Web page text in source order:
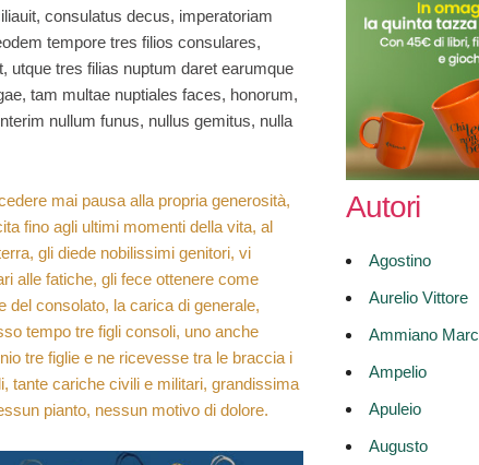
consulatus decus, imperatoriam
tempore tres filios consulares,
utque tres filias nuptum daret earumque
tam multae nuptiales faces, honorum,
nullum funus, nullus gemitus, nulla
mai pausa alla propria generosità,
fino agli ultimi momenti della vita, al
gli diede nobilissimi genitori, vi
alle fatiche, gli fece ottenere come
del consolato, la carica di generale,
tempo tre figli consoli, uno anche
tre figlie e ne ricevesse tra le braccia i
tante cariche civili e militari, grandissima
pianto, nessun motivo di dolore.
Autori
Agostino
Aurelio Vittore
Ammiano
Ampelio
Apuleio
Augusto